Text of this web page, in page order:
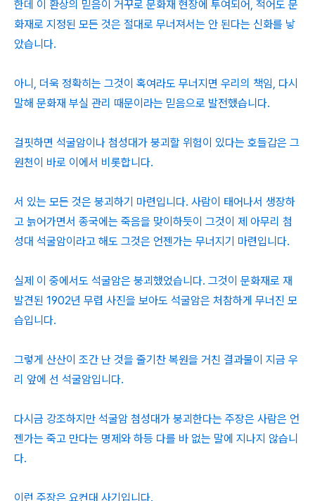
한데 이 환상의 믿음이 거꾸로 문화재 현장에 투여되어, 적어도 문
화재로 지정된 모든 것은 절대로 무너져서는 안 된다는 신화를 낳
았습니다.
아니, 더욱 정확히는 그것이 혹여라도 무너지면 우리의 책임, 다시
말해 문화재 부실 관리 때문이라는 믿음으로 발전했습니다.
걸핏하면 석굴암이나 첨성대가 붕괴할 위험이 있다는 호들갑은 그
원천이 바로 이에서 비롯합니다.
서 있는 모든 것은 붕괴하기 마련입니다. 사람이 태어나서 생장하
고 늙어가면서 종국에는 죽음을 맞이하듯이 그것이 제 아무리 첨
성대 석굴암이라고 해도 그것은 언젠가는 무너지기 마련입니다.
실제 이 중에서도 석굴암은 붕괴했었습니다. 그것이 문화재로 재
발견된 1902년 무렵 사진을 보아도 석굴암은 처참하게 무너진 모
습입니다.
그렇게 산산이 조간 난 것을 줄기찬 복원을 거친 결과물이 지금 우
리 앞에 선 석굴암입니다.
다시금 강조하지만 석굴암 첨성대가 붕괴한다는 주장은 사람은 언
젠가는 죽고 만다는 명제와 하등 다를 바 없는 말에 지나지 않습니
다.
이런 주장은 요컨대 사기입니다.